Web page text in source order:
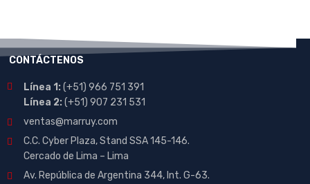
CONTÁCTENOS
Línea 1:(+51) 966 751 391
Línea 2:(+51) 907 231 531
ventas@marruy.com
C.C. Cyber Plaza, Stand SSA 145-146.
Cercado de Lima – Lima
Av. República de Argentina 344, Int. G-63.